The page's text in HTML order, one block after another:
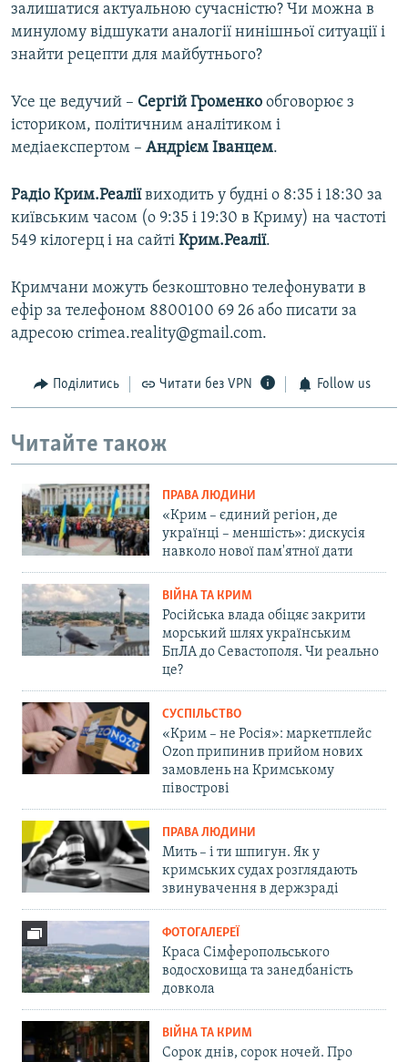
Усі сайти RFE/RL
залишатися актуальною сучасністю? Чи можна в
минулому відшукати аналогії нинішньої ситуації і
знайти рецепти для майбутнього?
Усе це ведучий – Сергій Громенко обговорює з
істориком, політичним аналітиком і
медіаекспертом – Андрієм Іванцем.
Радіо Крим.Реаліївиходить у будні о 8:35 і 18:30 за
київським часом (о 9:35 і 19:30 в Криму) на частоті
549 кілогерц і на сайті Крим.Реалії.
Кримчани можуть безкоштовно телефонувати в
ефір за телефоном 8800100 69 26 або писати за
адресою crimea.reality@gmail.com.
Поділитись Читати без VPN Follow us
Читайте також
ПРАВА ЛЮДИНИ
«Крим – єдиний регіон, де
українці – меншість»: дискусія
навколо нової пам'ятної дати
ВІЙНА ТА КРИМ
Російська влада обіцяє закрити
морський шлях українським
БпЛА до Севастополя. Чи реально
це?
СУСПІЛЬСТВО
«Крим – не Росія»: маркетплейс
Ozon припинив прийом нових
замовлень на Кримському
півострові
ПРАВА ЛЮДИНИ
Мить – і ти шпигун. Як у
кримських судах розглядають
звинувачення в держзраді
ФОТОГАЛЕРЕЇ
Краса Сімферопольського
водосховища та занедбаність
довкола
ВІЙНА ТА КРИМ
Сорок днів, сорок ночей. Про